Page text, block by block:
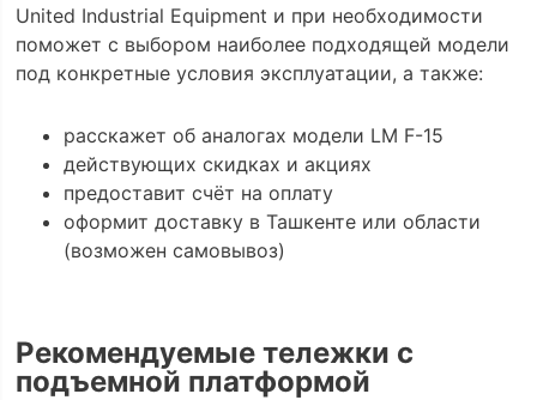
United Industrial Equipment и при необходимости
поможет с выбором наиболее подходящей модели
под конкретные условия эксплуатации, а также:
расскажет об аналогах модели LM F-15
действующих скидках и акциях
предоставит счёт на оплату
оформит доставку в Ташкенте или области
(возможен самовывоз)
Рекомендуемые тележки с
подъемной платформой